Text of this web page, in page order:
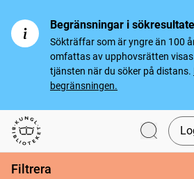
Begränsningar i
Sökträffar som är yngre än 100
omfattas av upphovsrätten
tjänsten när du söker på distans.
begränsningen.
Svenska tidningar
Filtrera